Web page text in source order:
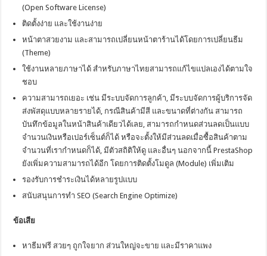
(Open Software License)
ติดตั้งง่าย และใช้งานง่าย
หน้าตาสวยงาม และสามารถเปลี่ยนหน้าตาร้านได้โดยการเปลี่ยนธีม
(Theme)
ใช้งานหลายภาษาได้ สำหรับภาษาไทยสามารถแก้ไขแปลเองได้ตามใจ
ชอบ
ความสามารถเยอะ เช่น มีระบบจัดการลูกค้า, มีระบบจัดการผู้บริการจัด
ส่งพัสดุแบบหลายรายได้, กรณีสินค้ามีสี และขนาดที่ต่างกัน สามารถ
บันทึกข้อมูลในหน้าสินค้าเดียวได้เลย, สามารถกำหนดส่วนลดเป็นแบบ
จำนวนเงินหรือเปอร์เซ็นต์ก็ได้ หรือจะตั้งให้มีส่วนลดเมื่อซื้อสินค้าตาม
จำนวนที่เรากำหนดก็ได้, มีตัวสถิติให้ดู และอื่นๆ นอกจากนี้ PrestaShop
ยังเพิ่มความสามารถได้อีก โดยการติดตั้งโมดูล (Module) เพิ่มเติม
รองรับการชำระเงินได้หลายรูปแบบ
สนับสนุนการทำ SEO (Search Engine Optimize)
ข้อเสีย
หาธีมฟรี สวยๆ ถูกใจยาก ส่วนใหญ่จะขาย และมีราคาแพง